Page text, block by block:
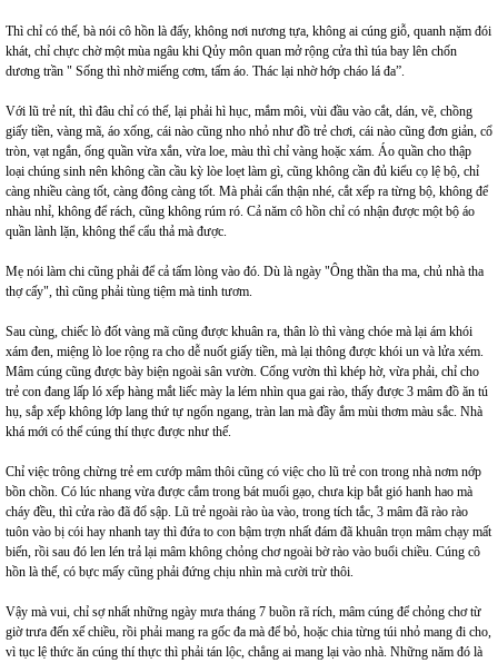
Thì chỉ có thế, bà nói cô hồn là đấy, không nơi nương tựa, không ai cúng giỗ, quanh nặm đói
khát, chỉ chực chờ một mùa ngâu khi Qủy môn quan mở rộng cửa thì túa bay lên chốn
dương trần " Sống thì nhờ miếng cơm, tấm áo. Thác lại nhờ hớp cháo lá đa”.
Với lũ trẻ nít, thì đâu chỉ có thế, lại phải hì hục, mắm môi, vùi đầu vào cắt, dán, vẽ, chồng
giấy tiền, vàng mã, áo xống, cái nào cũng nho nhỏ như đồ trẻ chơi, cái nào cũng đơn giản, cổ
tròn, vạt ngắn, ống quần vừa xắn, vừa loe, màu thì chỉ vàng hoặc xám. Áo quần cho thập
loại chúng sinh nên không cần cầu kỳ lòe loẹt làm gì, cũng không cần đủ kiểu cọ lệ bộ, chỉ
càng nhiều càng tốt, càng đông càng tốt. Mà phải cẩn thận nhé, cắt xếp ra từng bộ, không để
nhàu nhỉ, không để rách, cũng không rúm ró. Cả năm cô hồn chỉ có nhận được một bộ áo
quần lành lặn, không thể cẩu thả mà được.
Mẹ nói làm chi cũng phải để cả tấm lòng vào đó. Dù là ngày "Ông thần tha ma, chủ nhà tha
thợ cấy", thì cũng phải tùng tiệm mà tinh tươm.
Sau cùng, chiếc lò đốt vàng mã cũng được khuân ra, thân lò thì vàng chóe mà lại ám khói
xám đen, miệng lò loe rộng ra cho dễ nuốt giấy tiền, mà lại thông được khói un và lửa xém.
Mâm cúng cũng được bày biện ngoài sân vườn. Cổng vườn thì khép hờ, vừa phải, chỉ cho
trẻ con đang lấp ló xếp hàng mắt liếc mày la lém nhìn qua gai rào, thấy được 3 mâm đồ ăn tú
hụ, sắp xếp không lớp lang thứ tự ngổn ngang, tràn lan mà đầy ắm mùi thơm màu sắc. Nhà
khá mới có thể cúng thí thực được như thế.
Chỉ việc trông chừng trẻ em cướp mâm thôi cũng có việc cho lũ trẻ con trong nhà nơm nớp
bồn chồn. Có lúc nhang vừa được cắm trong bát muối gạo, chưa kịp bắt gió hanh hao mà
cháy đều, thì cửa rào đã đổ sập. Lũ trẻ ngoài rào ùa vào, trong tích tắc, 3 mâm đã rào rào
tuôn vào bị cói hay nhanh tay thì đứa to con bậm trợn nhất đám đã khuân trọn mâm chạy mất
biến, rồi sau đó len lén trả lại mâm không chỏng chơ ngoài bờ rào vào buổi chiều. Cúng cô
hồn là thế, có bực mấy cũng phải đứng chịu nhìn mà cười trừ thôi.
Vậy mà vui, chỉ sợ nhất những ngày mưa tháng 7 buồn rã rích, mâm cúng để chỏng chơ từ
giờ trưa đến xế chiều, rồi phải mang ra gốc đa mà để bỏ, hoặc chia từng túi nhỏ mang đi cho,
vì tục lệ thức ăn cúng thí thực thì phải tán lộc, chẳng ai mang lại vào nhà. Những năm đó là